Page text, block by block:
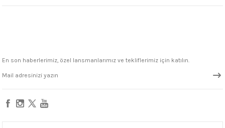
En son haberlerimiz, özel lansmanlarımız ve tekliflerimiz için katılın.